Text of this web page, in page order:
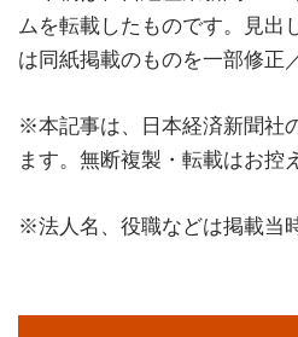
ムを転載したものです。見出
は同紙掲載のものを一部修正
※本記事は、日本経済新聞社
ます。無断複製・転載はお控
※法人名、役職などは掲載当